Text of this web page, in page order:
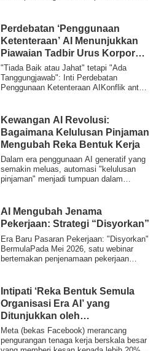
Perdebatan ‘Penggunaan
Ketenteraan’ AI Menunjukkan
Piawaian Tadbir Urus Korporat
Baharu
"Tiada Baik atau Jahat" tetapi "Ada
Tanggungjawab": Inti Perdebatan
Penggunaan Ketenteraan AIKonflik antara
Kewangan AI Revolusi:
Bagaimana Kelulusan Pinjaman
Mengubah Reka Bentuk Kerja
Dalam era penggunaan AI generatif yang
semakin meluas, automasi "kelulusan
pinjaman" menjadi tumpuan dalam
AI Mengubah Jenama
Pekerjaan: Strategi “Disyorkan”
Era Baru Pasaran Pekerjaan: "Disyorkan"
BermulaPada Mei 2026, satu webinar
bertemakan penjenamaan pekerjaan
Intipati ‘Reka Bentuk Semula
Organisasi Era AI’ yang
Ditunjukkan oleh
Pemberhentian Kerja Besar-
besaran Meta
Meta (bekas Facebook) merancang
pengurangan tenaga kerja berskala besar